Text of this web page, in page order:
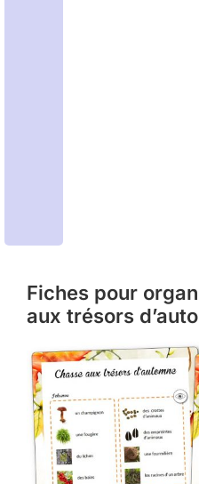
Fiches pour
aux trésors